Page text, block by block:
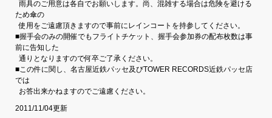
雨具のご用意は各自でお願いします。尚、混雑する場合は危険を避ける
ため傘の
使用をご遠慮頂きますので事前にレインコートを持参してください。
■握手会のみの開催でもフライトチケット、握手会参加券の配布枚数は事
前に告知した
通りとなりますので何卒ご了承ください。
■この件に関し、名古屋近鉄パッセ及びTOWER RECORDS近鉄パッセ店
では
お答出来かねますのでご遠慮ください。
2011/11/04更新